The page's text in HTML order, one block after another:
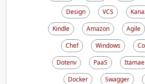
Design
VCS
Kindle
Amazon Agile
Chef
Windows
Dotenv
PaaS Itamae
Docker
Swagger